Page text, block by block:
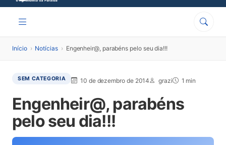
Início › Notícias › Engenheir@, parabéns pelo seu dia!!!
SEM CATEGORIA 10 de dezembro de 2014 grazi 1 min
Engenheir@, parabéns
pelo seu dia!!!